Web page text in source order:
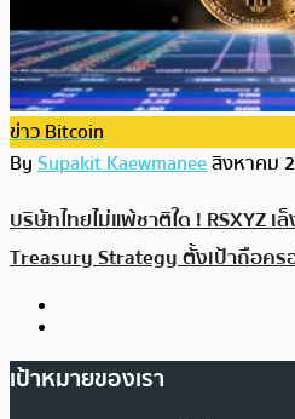
ข่าว Bitcoin
BySupakit Kaewmaneeสิงหาคม
บริษัทไทยไม่แพ้ชาติใด ! RSXYZ
Treasury Strategy ตั้งเป้าถือคร
เป้าหมายของเรา